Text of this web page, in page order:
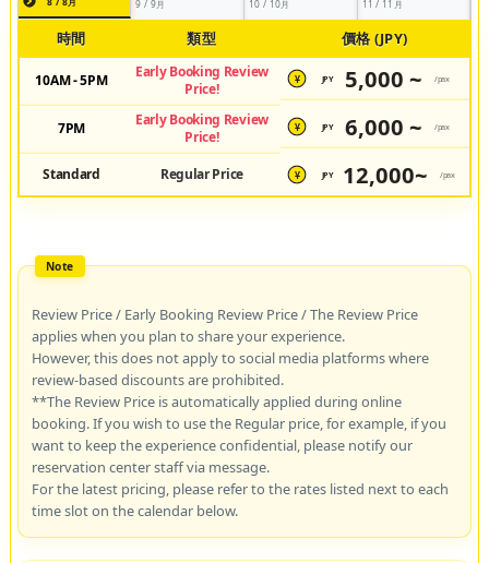
9 / 9月 10 / 10月 11 / 11月
時間 類型 價格 (JPY)
10AM - 5PM
Early Booking Review
Price!
¥ JPY 5,000 ~ /pax
7PM
Early Booking Review
Price!
¥ JPY 6,000 ~ /pax
Standard Regular Price ¥ JPY 12,000~ /pax
Review Price / Early Booking Review Price / The Review Price
applies when you plan to share your experience.
However, this does not apply to social media platforms where
review-based discounts are prohibited.
**The Review Price is automatically applied during online
booking. If you wish to use the Regular price, for example, if you
want to keep the experience confidential, please notify our
reservation center staff via message.
For the latest pricing, please refer to the rates listed next to each
time slot on the calendar below.